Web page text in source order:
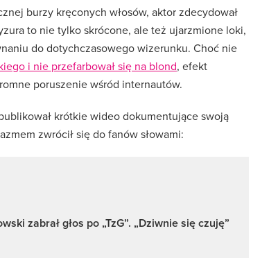
burzy kręconych włosów, aktor zdecydował
to nie tylko skrócone, ale też ujarzmione loki,
do dotychczasowego wizerunku. Choć nie
i nie przefarbował się na blond, efekt
poruszenie wśród internautów.
krótkie wideo dokumentujące swoją
zwrócił się do fanów słowami:
zabrał głos po „TzG”. „Dziwnie się czuję”